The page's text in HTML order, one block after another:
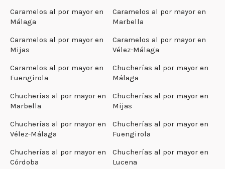
Caramelos al por mayor en
Málaga
Caramelos al por mayor en
Marbella
Caramelos al por mayor en
Mijas
Caramelos al por mayor en
Vélez-Málaga
Caramelos al por mayor en
Fuengirola
Chucherías al por mayor en
Málaga
Chucherías al por mayor en
Marbella
Chucherías al por mayor en
Mijas
Chucherías al por mayor en
Vélez-Málaga
Chucherías al por mayor en
Fuengirola
Chucherías al por mayor en
Córdoba
Chucherías al por mayor en
Lucena